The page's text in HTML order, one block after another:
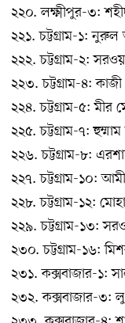
২২০. লক্ষ্মীপুর-৩:
২২১. চট্টগ্রাম-১:
২২২. চট্টগ্রাম-২:
২২৩. চট্টগ্রাম-৪: কাজী
২২৪. চট্টগ্রাম-৫: মীর
২২৫. চট্টগ্রাম-৭:
২২৬. চট্টগ্রাম-৮:
২২৭. চট্টগ্রাম-১০:
২২৮. চট্টগ্রাম-১২:
২২৯. চট্টগ্রাম-১৩:
২৩০. চট্টগ্রাম-১৬:
২৩১. কক্সবাজার-১:
২৩২. কক্সবাজার-৩: